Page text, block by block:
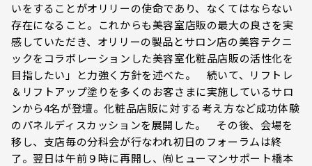
いをすることがオリリーの使命であり、なくてはならない
存在になること。これからも美容室店販の最大の良さを実
感していただき、オリリーの製品とサロン店の美容テクニ
ックをコラボレーションした美容室化粧品店販の活性化を
目指したい」と力強く方針を述べた。 続いて、リフトレ
＆リフトアップ塗りを多くのお客さまに実施しているサロ
ンから4名が登壇。化粧品店販に対する考え方など成功体験
のパネルディスカッションを展開した。 その後、会場を
移し、支店毎の分科会が行なわれ初日のフォーラムは終
了。翌日は午前９時に再開し、㈲ヒューマンサポート橋本